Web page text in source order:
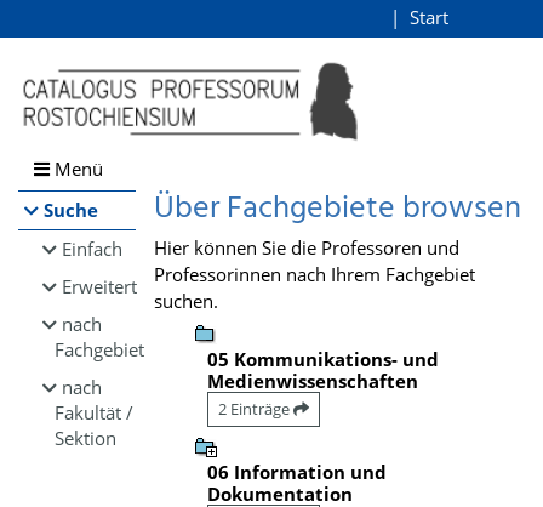
Browsen
direkt zum Inhalt
Start
Menü
Suche
Einfach
Erweitert
nach
Fachgebiet
nach
Fakultät /
Sektion
Über Fachgebiete browsen
Hier können Sie die Professoren und
Professorinnen nach Ihrem Fachgebiet
suchen.
05 Kommunikations- und
Medienwissenschaften
2 Einträge
06 Information und
Dokumentation